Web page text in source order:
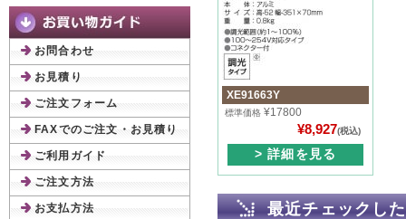
XE91663Y
標準価格 ¥17800
¥8,927(税込)
> 詳細を見る
最近チェックし
お問合わせ
お見積り
ご注文フォーム
FAXでのご注文・お見積り
ご利用ガイド
ご注文方法
お支払方法